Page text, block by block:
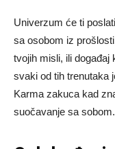
Univerzum će ti
sa osobom iz
tvojih misli, ili događaj
svaki od tih trenutaka
Karma zakuca kad
suočavanje sa sobom.